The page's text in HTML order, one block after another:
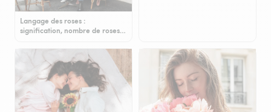
Langage des roses :
signification, nombre de roses…